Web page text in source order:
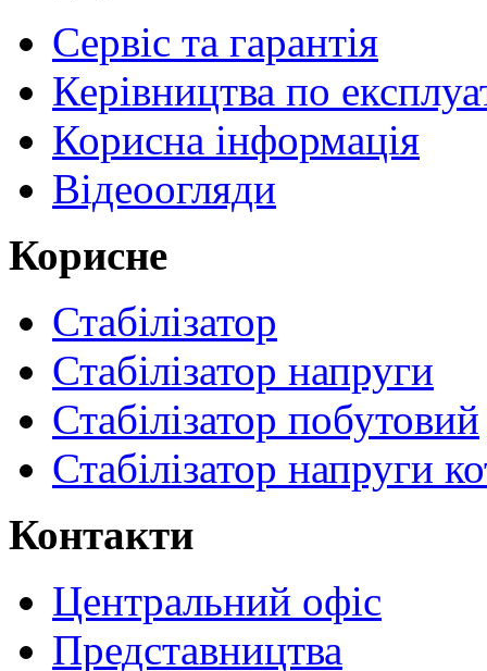
Сервіс та гарантія
Керівництва по
Корисна інформація
Відеоогляди
Корисне
Стабілізатор
Стабілізатор напруги
Стабілізатор побутовий
Стабілізатор напруги
Контакти
Центральний офіс
Представництва